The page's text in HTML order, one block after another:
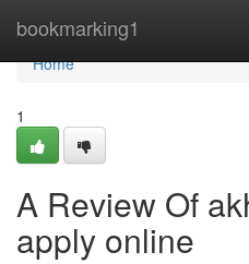
bookmarking1
Home
Home
1
A Review Of
apply online